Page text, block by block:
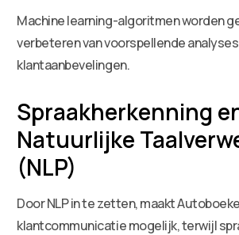
Machine learning-algoritmen worden
verbeteren van voorspellende
klantaanbevelingen.
Spraakherkenning
Natuurlijke
(NLP)
Door NLP in te zetten, maakt
klantcommunicatie mogelijk, terwijl